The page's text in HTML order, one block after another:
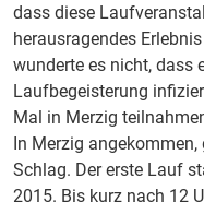
dass diese
herausragendes
wunderte es nicht, dass
Laufbegeisterung
Mal in Merzig
In Merzig
Schlag. Der erste Lauf
2015. Bis kurz nach 12